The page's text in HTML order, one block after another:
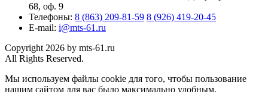
68, оф. 9
Телефоны: 8 (863) 209-81-59 8 (926) 419-20-45
E-mail: i@mts-61.ru
Copyright 2026 by mts-61.ru
All Rights Reserved.
Мы используем файлы cookie для того, чтобы пользование
нашим сайтом для вас было максимально удобным.